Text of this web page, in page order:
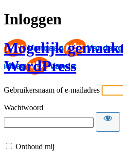
Inloggen
Mogelijk
WordPress
Gebruikersnaam of e-mailadres
Wachtwoord
Onthoud mij